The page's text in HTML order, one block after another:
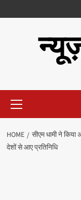
HOME
सीएम धामी ने किया
देशों से आए प्रतिनिधि